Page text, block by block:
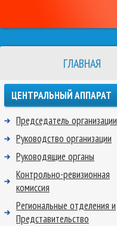
ГЛАВНАЯ
ЦЕНТРАЛЬНЫЙ АППАРАТ
Председатель организации
Руководство организации
Руководящие органы
Контрольно-ревизионная
комиссия
Региональные отделения и
Представительство